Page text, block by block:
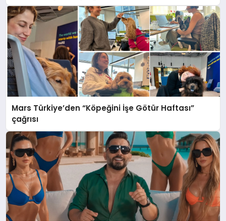
Mars Türkiye’den “Köpeğini İşe Götür Haftası”
çağrısı